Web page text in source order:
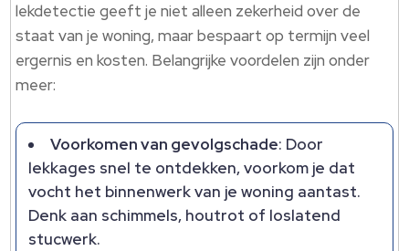
lekdetectie geeft je niet alleen zekerheid over de
staat van je woning, maar bespaart op termijn veel
ergernis en kosten. Belangrijke voordelen zijn onder
meer:
Voorkomen van gevolgschade: Door
lekkages snel te ontdekken, voorkom je dat
vocht het binnenwerk van je woning aantast.
Denk aan schimmels, houtrot of loslatend
stucwerk.